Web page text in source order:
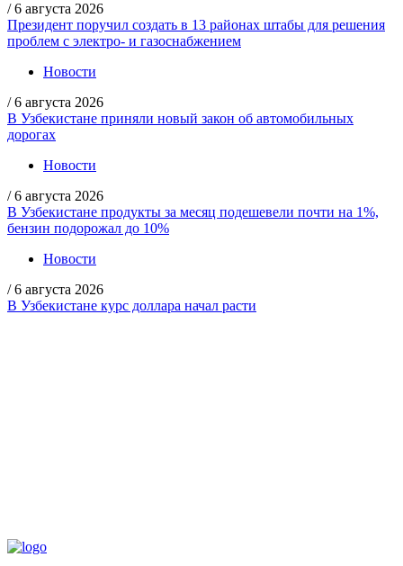
/ 6 августа 2026
Президент поручил создать в 13 районах штабы для решения
проблем с электро- и газоснабжением
Новости
/ 6 августа 2026
В Узбекистане приняли новый закон об автомобильных
дорогах
Новости
/ 6 августа 2026
В Узбекистане продукты за месяц подешевели почти на 1%,
бензин подорожал до 10%
Новости
/ 6 августа 2026
В Узбекистане курс доллара начал расти